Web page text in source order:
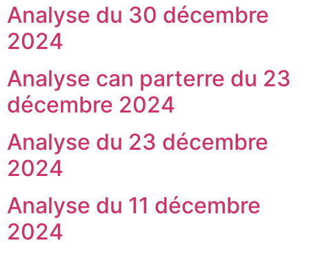
Analyse du 30 décembre
2024
Analyse can parterre du 23
décembre 2024
Analyse du 23 décembre
2024
Analyse du 11 décembre
2024